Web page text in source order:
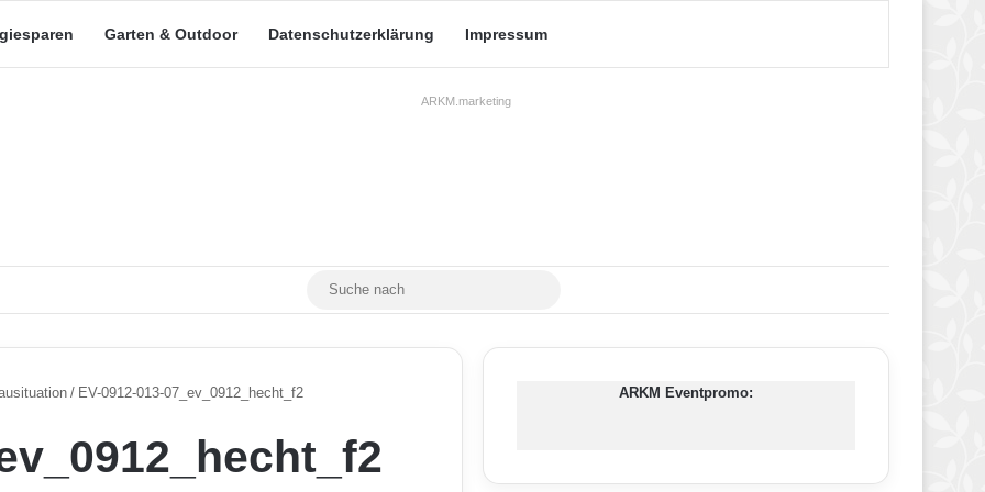
Garten & Outdoor Datenschutzerklärung Impressum
ARKM.marketing
MastodonSkin umschalten
/ EV-0912-013-07_ev_0912_hecht_f2 ARKM Eventpromo: